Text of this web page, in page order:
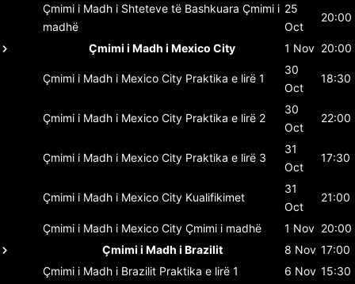
Çmimi i Madh i Shteteve të Bashkuara Çmimi i
madhë
25
Oct
20:00
Çmimi i Madh i Mexico City 1 Nov 20:00
Çmimi i Madh i Mexico City Praktika e lirë 1
30
Oct
18:30
Çmimi i Madh i Mexico City Praktika e lirë 2
30
Oct
22:00
Çmimi i Madh i Mexico City Praktika e lirë 3
31
Oct
17:30
Çmimi i Madh i Mexico City Kualifikimet
31
Oct
21:00
Çmimi i Madh i Mexico City Çmimi i madhë 1 Nov 20:00
Çmimi i Madh i Brazilit
8 Nov 17:00
Çmimi i Madh i Brazilit Praktika e lirë 1 6 Nov 15:30